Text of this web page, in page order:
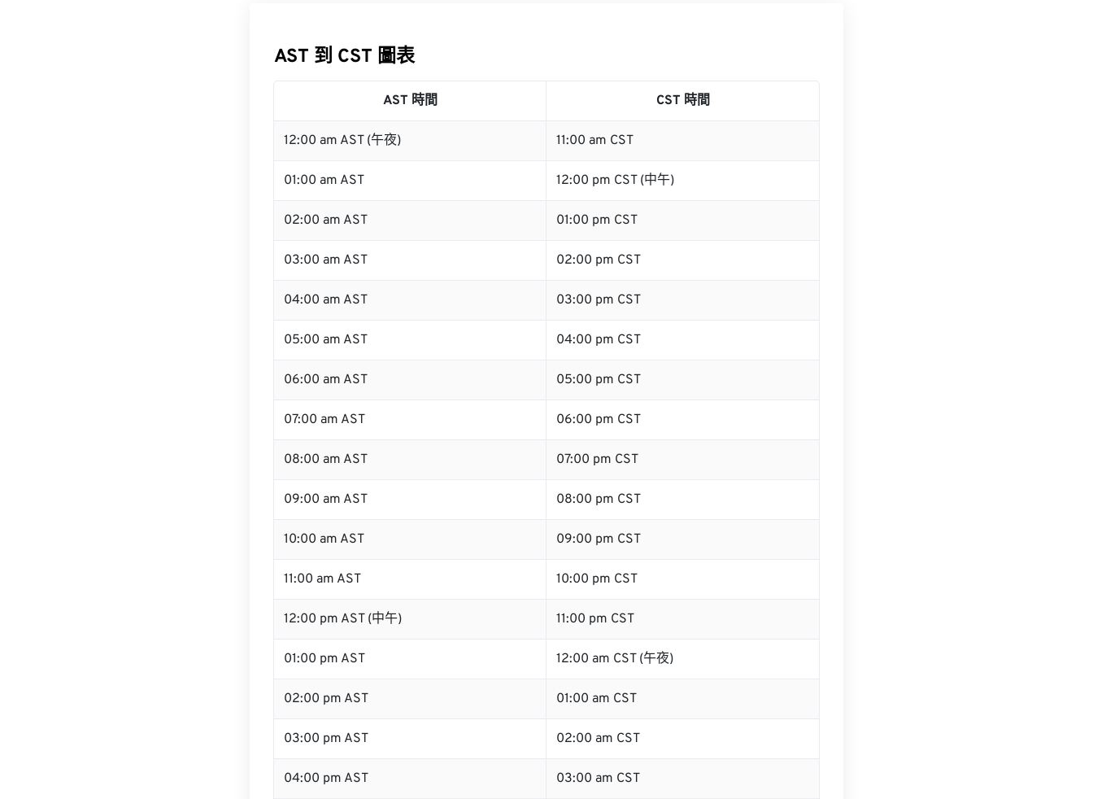
AST 到 CST 圖表
AST 時間 CST 時間
12:00 am AST (午夜) 11:00 am CST
01:00 am AST 12:00 pm CST (中午)
02:00 am AST 01:00 pm CST
03:00 am AST 02:00 pm CST
04:00 am AST 03:00 pm CST
05:00 am AST 04:00 pm CST
06:00 am AST 05:00 pm CST
07:00 am AST 06:00 pm CST
08:00 am AST 07:00 pm CST
09:00 am AST 08:00 pm CST
10:00 am AST 09:00 pm CST
11:00 am AST 10:00 pm CST
12:00 pm AST (中午) 11:00 pm CST
01:00 pm AST 12:00 am CST (午夜)
02:00 pm AST 01:00 am CST
03:00 pm AST 02:00 am CST
04:00 pm AST 03:00 am CST